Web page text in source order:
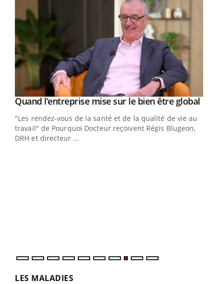
Youtube
Quand l’entreprise mise sur le bien être global
"Les rendez-vous de la santé et de la qualité de vie au
travail" de Pourquoi Docteur reçoivent Régis Blugeon,
DRH et directeur ...
LES MALADIES